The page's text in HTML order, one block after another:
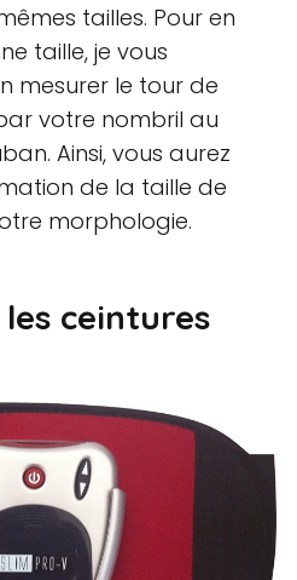
tailles. Pour en
taille, je vous
mesurer le tour de
votre nombril au
Ainsi, vous aurez
de la taille de
morphologie.
ceintures